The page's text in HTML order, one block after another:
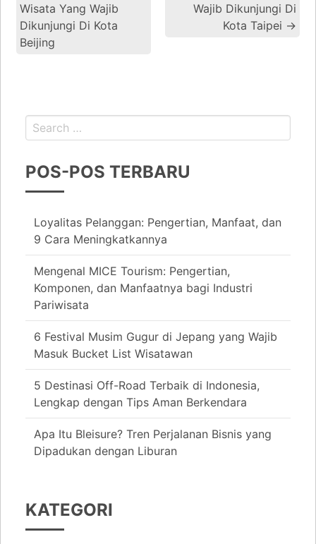
Wisata Yang Wajib
Dikunjungi Di Kota
Beijing
Wajib Dikunjungi Di
Kota Taipei →
POS-POS TERBARU
Loyalitas Pelanggan: Pengertian, Manfaat, dan
9 Cara Meningkatkannya
Mengenal MICE Tourism: Pengertian,
Komponen, dan Manfaatnya bagi Industri
Pariwisata
6 Festival Musim Gugur di Jepang yang Wajib
Masuk Bucket List Wisatawan
5 Destinasi Off-Road Terbaik di Indonesia,
Lengkap dengan Tips Aman Berkendara
Apa Itu Bleisure? Tren Perjalanan Bisnis yang
Dipadukan dengan Liburan
KATEGORI